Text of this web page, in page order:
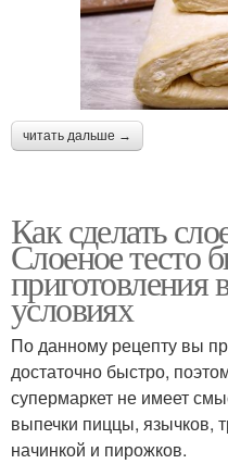
читать дальше →
Как сделать
Слоеное тесто
условиях
По данному рецепту вы
достаточно быстро,
супермаркет не имеет
выпечки пиццы, язычков,
начинкой и пирожков.